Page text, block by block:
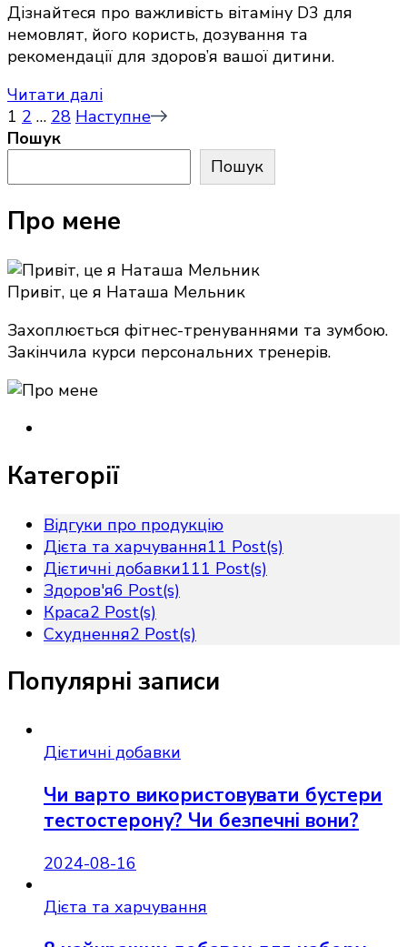
Дізнайтеся про важливість вітаміну D3 для
немовлят, його користь, дозування та
рекомендації для здоров’я вашої дитини.
Читати далі
Пагінація
записів
Сторінку
1 Сторінку
2 … Сторінку
28 Наступне
Пошук
Пошук
Про мене
Привіт, це я Наташа Мельник
Захоплюється фітнес-тренуваннями та зумбою.
Закінчила курси персональних тренерів.
Категорії
Відгуки про продукцію
Дієта та харчування11 Post(s)
Дієтичні добавки111 Post(s)
Здоров'я6 Post(s)
Краса2 Post(s)
Схуднення2 Post(s)
Популярні записи
Дієтичні добавки
Чи варто використовувати бустери
тестостерону? Чи безпечні вони?
2024-08-16
Дієта та харчування